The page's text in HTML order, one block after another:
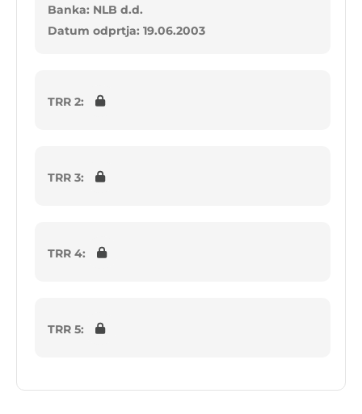
Banka: NLB d.d.
Datum odprtja: 19.06.2003
TRR 2:
TRR 3:
TRR 4:
TRR 5: